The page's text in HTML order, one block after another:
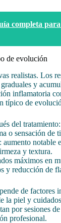
completa
de evolución
realistas. Los
graduales y
inflamatoria
típico de
del
o sensación de
: aumento notable
y textura.
máximos en
y reducción de
de factores
la piel y
por sesiones
profesional.